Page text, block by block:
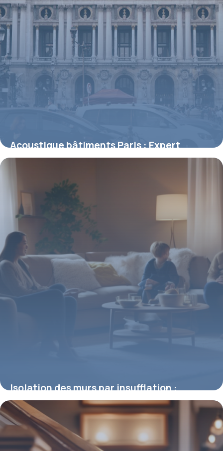
Acoustique bâtiments Paris : Expert
isolation
Isolation des murs par insufflation :
efficacité, avis et retours d’expérience
19 mars 2026